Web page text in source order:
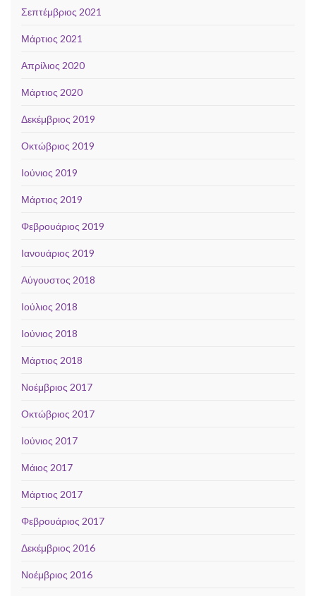
Σεπτέμβριος 2021
Μάρτιος 2021
Απρίλιος 2020
Μάρτιος 2020
Δεκέμβριος 2019
Οκτώβριος 2019
Ιούνιος 2019
Μάρτιος 2019
Φεβρουάριος 2019
Ιανουάριος 2019
Αύγουστος 2018
Ιούλιος 2018
Ιούνιος 2018
Μάρτιος 2018
Νοέμβριος 2017
Οκτώβριος 2017
Ιούνιος 2017
Μάιος 2017
Μάρτιος 2017
Φεβρουάριος 2017
Δεκέμβριος 2016
Νοέμβριος 2016